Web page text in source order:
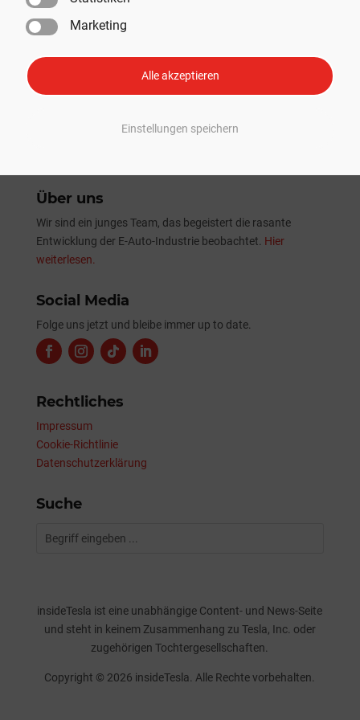
Marketing
Alle akzeptieren
Einstellungen speichern
SpaceX absolviert erfolgreich 13. Starship-Testflug mit
erster Nutzlast-Beförderung
Verbesserungen im Überblick
Über uns
Wir sind ein junges Team, das begeistert die rasante
Entwicklung der E-Auto-Industrie beobachtet. Hier
weiterlesen.
Social Media
Folge uns jetzt und bleibe immer up to date.
Rechtliches
Impressum
Cookie-Richtlinie
Datenschutzerklärung
Suche
insideTesla ist eine unabhängige Content- und News-Seite
und steht in keinem Zusammenhang zu Tesla, Inc. oder
zugehörigen Tochtergesellschaften.
Copyright © 2026 insideTesla. Alle Rechte vorbehalten.